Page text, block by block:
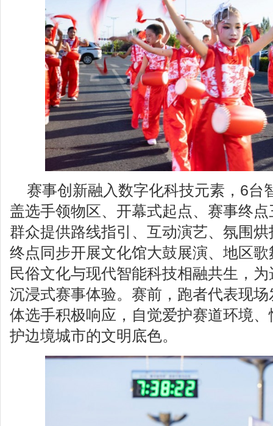
赛事创新融入数字化科技元素，6台
盖选手领物区、开幕式起点、赛事终
群众提供路线指引、互动演艺、氛围
终点同步开展文化馆大鼓展演、地区
民俗文化与现代智能科技相融共生，
沉浸式赛事体验。赛前，跑者代表现
体选手积极响应，自觉爱护赛道环境
护边境城市的文明底色。